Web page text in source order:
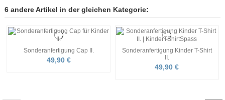
6 andere Artikel in der gleichen Kategorie:
Sonderanfertigung Cap II.
49,90 €
Sonderanfertigung Kinder T-Shirt
II.
49,90 €